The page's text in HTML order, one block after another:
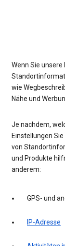
Wenn Sie
wie
Nähe und
Je nachdem,
Einstellungen
von
und Produkte
anderem:
GPS- und
IP-Adresse